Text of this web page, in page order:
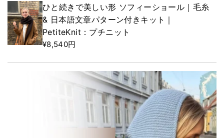
ひと続きで美しい形 ソフィーショール｜毛糸
& 日本語文章パターン付きキット｜
PetiteKnit：プチニット
¥8,540円